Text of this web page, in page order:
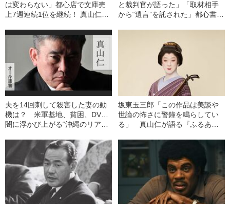
は変わらない」都心店で文庫売
上7週連続1位を継続！ 真山仁
るか
と裁判官が語った」「取材相手
から“遺言”を託された」都心書店
込んだ「危険な領域」
夫を14回刺して殺害した妻の動
機は？ 米軍基地、貧困、DV…
闇に浮かび上がる“沖縄のリア
坂東玉三郎「この作品は美談や
世論の怖さに警鐘を鳴らしてい
る」 真山仁が語る『ふるあめ
が愛してやまない理由